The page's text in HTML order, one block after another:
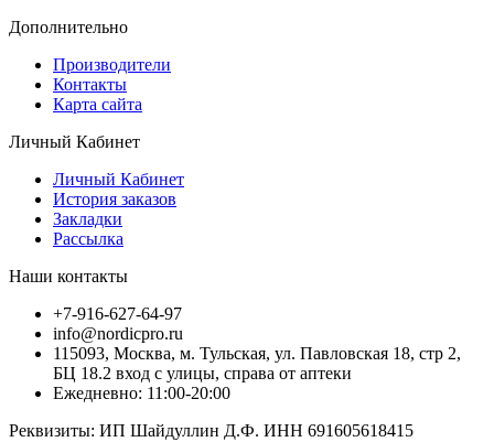
Дополнительно
Производители
Контакты
Карта сайта
Личный Кабинет
Личный Кабинет
История заказов
Закладки
Рассылка
Наши контакты
+7-916-627-64-97
info@nordicpro.ru
115093, Москва, м. Тульская, ул. Павловская 18, стр 2,
БЦ 18.2 вход с улицы, справа от аптеки
Ежедневно: 11:00-20:00
Реквизиты: ИП Шайдуллин Д.Ф. ИНН 691605618415